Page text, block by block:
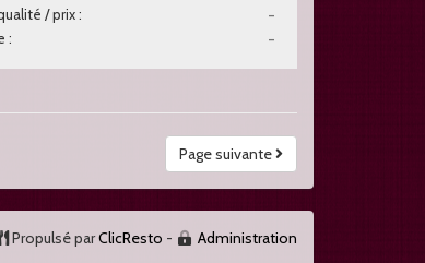
-
/ prix :
-
:
Page suivante
Propulsé parClicResto - Administration